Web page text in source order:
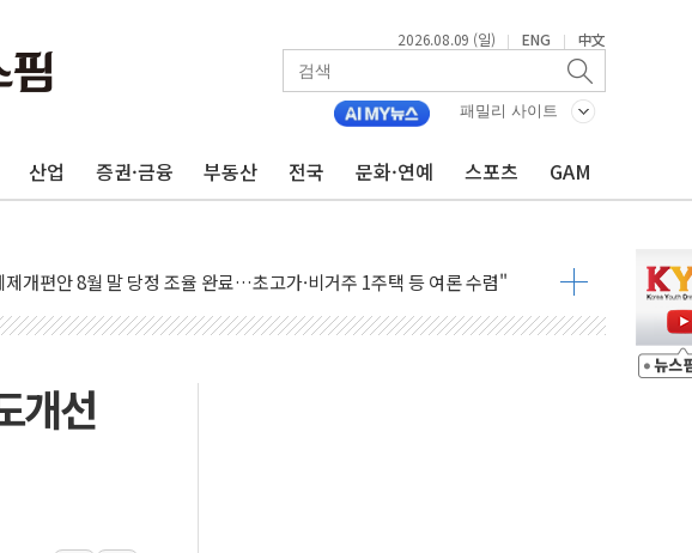
2026.08.09 (일) | ENG | 中文
패밀리 사이트
산업 증권·금융 부동산 전국 문화·연예 스포츠 GAM
재단, '국제과학연극제 2026'서 어린이 과학연극 2편 수상
린푸드 '텍사스로드하우스' 잠실점, 직장인 핫플레이스로 부상
속도로서 차량 4대 연쇄 추돌…7세 남아 등 4명 부상
저 알아채고 고친다"…LG유플러스, AI 홈네트워크 구현 첫발
무조정실·국무총리비서실
화점, 앰배서더 2기 모집…지역 크리에이터 확대
개선